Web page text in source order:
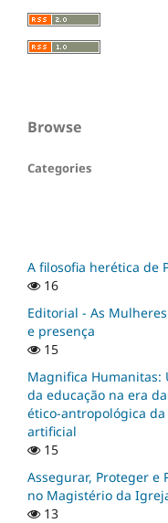
Browse
Categories
A filosofia herética de
16
Editorial - As
e presença
15
Magnifica Humanitas:
da educação na era
ético-antropológica
artificial
15
Assegurar, Proteger
no Magistério da
13